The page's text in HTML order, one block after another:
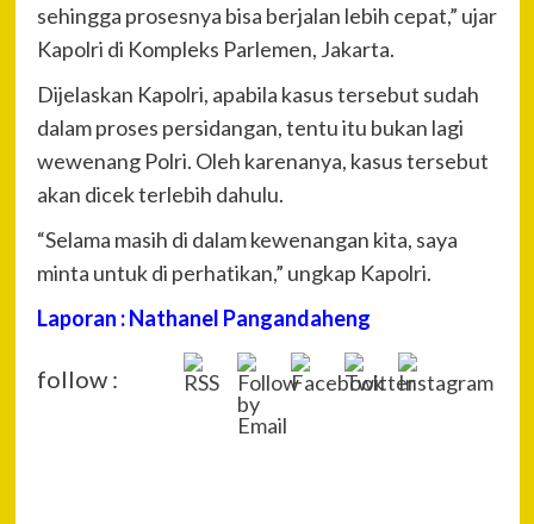
sehingga prosesnya bisa berjalan lebih cepat,” ujar
Kapolri di Kompleks Parlemen, Jakarta.
Dijelaskan Kapolri, apabila kasus tersebut sudah
dalam proses persidangan, tentu itu bukan lagi
wewenang Polri. Oleh karenanya, kasus tersebut
akan dicek terlebih dahulu.
“Selama masih di dalam kewenangan kita, saya
minta untuk di perhatikan,” ungkap Kapolri.
Laporan : Nathanel Pangandaheng
follow :